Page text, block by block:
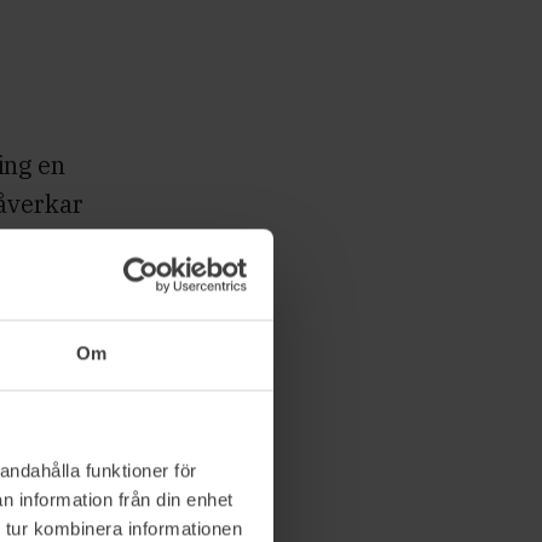
Om
funktioner för
information från din enhet
kombinera informationen
en
inom
redogöra
att
av